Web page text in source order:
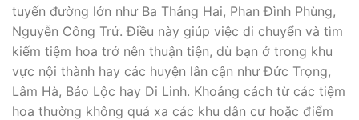
tuyến đường lớn như Ba Tháng Hai, Phan Đình Phùng,
Nguyễn Công Trứ. Điều này giúp việc di chuyển và tìm
kiếm tiệm hoa trở nên thuận tiện, dù bạn ở trong khu
vực nội thành hay các huyện lân cận như Đức Trọng,
Lâm Hà, Bảo Lộc hay Di Linh. Khoảng cách từ các tiệm
hoa thường không quá xa các khu dân cư hoặc điểm